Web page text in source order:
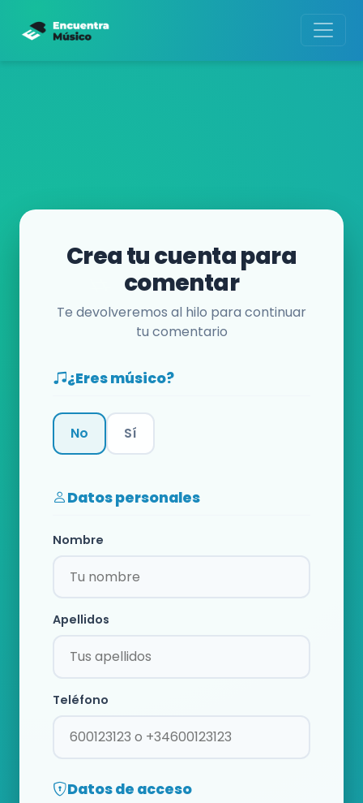
Crea tu cuenta para
comentar
Te devolveremos al hilo para continuar
tu comentario
¿Eres músico?
No Sí
Datos personales
Nombre
Apellidos
Teléfono
Datos de acceso